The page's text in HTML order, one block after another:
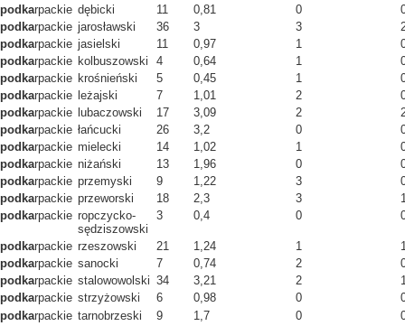
podkarpackie dębicki 11 0,81 0
podkarpackie jarosławski 36 3 3
podkarpackie jasielski 11 0,97 1
podkarpackie kolbuszowski 4 0,64 1
podkarpackie krośnieński 5 0,45 1
podkarpackie leżajski 7 1,01 2
podkarpackie lubaczowski 17 3,09 2
podkarpackie łańcucki 26 3,2 0
podkarpackie mielecki 14 1,02 1
podkarpackie niżański 13 1,96 0
podkarpackie przemyski 9 1,22 3
podkarpackie przeworski 18 2,3 3
podkarpackie ropczycko-
sędziszowski
3 0,4 0
podkarpackie rzeszowski 21 1,24 1
podkarpackie sanocki 7 0,74 2
podkarpackie stalowowolski 34 3,21 2
podkarpackie strzyżowski 6 0,98 0
podkarpackie tarnobrzeski 9 1,7 0